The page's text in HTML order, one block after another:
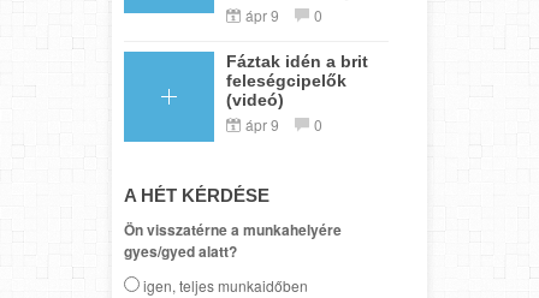
ápr 9 0
Fáztak idén a brit
feleségcipelők
(videó)
ápr 9 0
A HÉT KÉRDÉSE
Ön visszatérne a munkahelyére
gyes/gyed alatt?
igen, teljes munkaidőben